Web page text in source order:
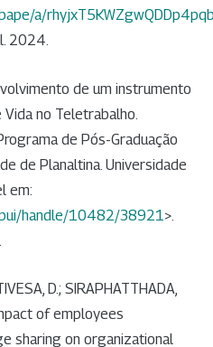
a/
2024.
de um instrumento
no Teletrabalho.
de Pós-Graduação
de Planaltina. Universidade
em:
handle/10482/38921>.
D.; SIRAPHATTHADA,
of employees
sharing on organizational